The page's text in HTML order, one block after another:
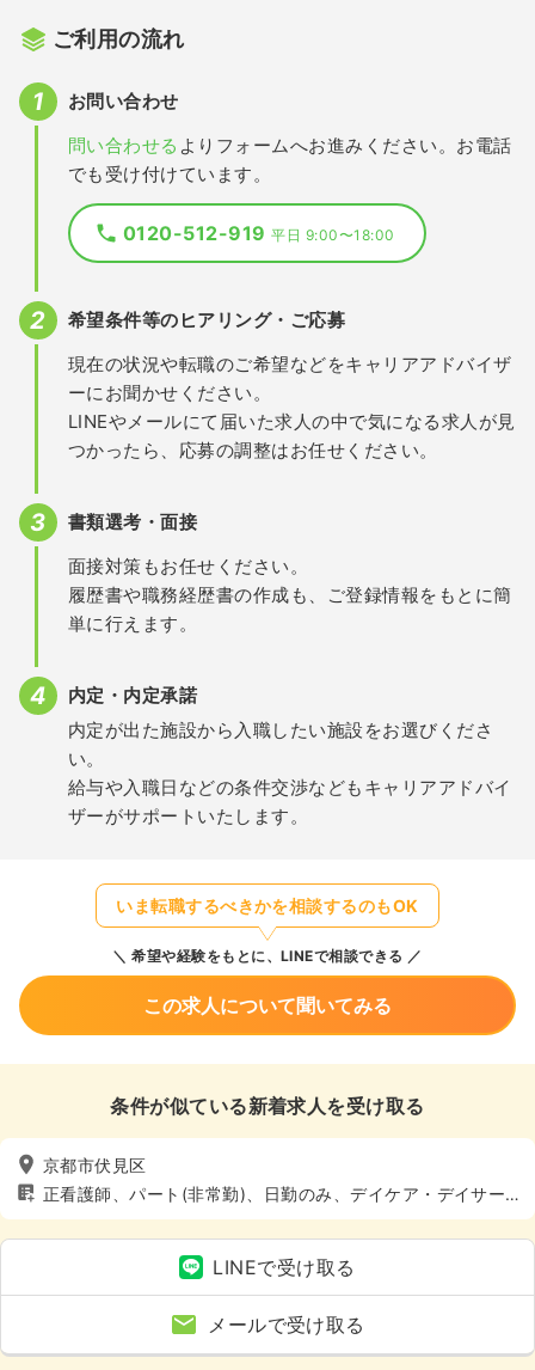
ご利用の流れ
お問い合わせ
問い合わせる よりフォームへお進みください。お電話
でも受け付けています。
0120-512-919平日 9:00〜18:00
希望条件等のヒアリング・ご応募
現在の状況や転職のご希望などをキャリアアドバイザ
ーにお聞かせください。
LINEやメールにて届いた求人の中で気になる求人が見
つかったら、応募の調整はお任せください。
書類選考・面接
面接対策もお任せください。
履歴書や職務経歴書の作成も、ご登録情報をもとに簡
単に行えます。
内定・内定承諾
内定が出た施設から入職したい施設をお選びくださ
い。
給与や入職日などの条件交渉などもキャリアアドバイ
ザーがサポートいたします。
いま転職するべきかを相談するのもOK
希望や経験をもとに、LINEで相談できる
この求人について聞いてみる
条件が似ている新着求人を受け取る
京都市伏見区
正看護師、パート(非常勤)、日勤のみ、デイケア・デイサー
ビス、介護・福祉系
LINEで受け取る
メールで受け取る